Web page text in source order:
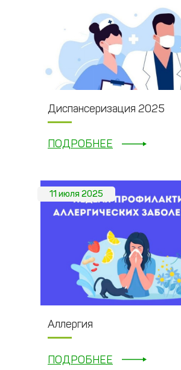
Диспансеризация 2025
ПОДРОБНЕЕ
11 июля 2025
Аллергия
ПОДРОБНЕЕ